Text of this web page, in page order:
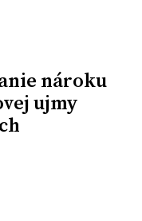
nároku
ujmy